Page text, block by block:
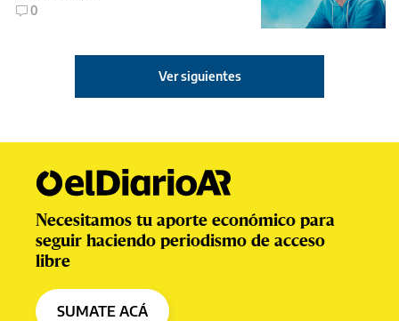
0
Ver siguientes
Necesitamos tu aporte económico para
seguir haciendo periodismo de acceso
libre
SUMATE ACÁ